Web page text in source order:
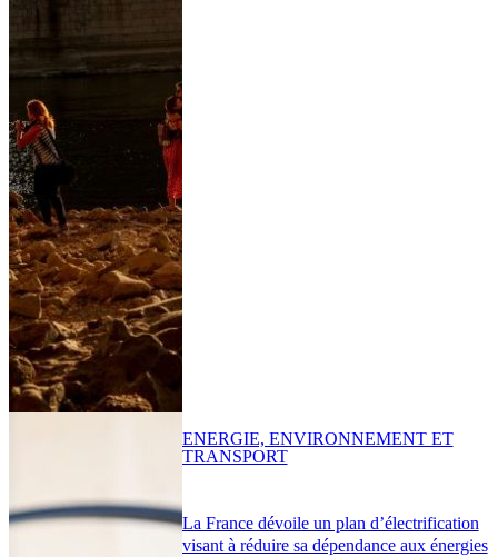
La France dévoile un plan d’électrification
visant à réduire sa dépendance aux énergies
ENERGIE, ENVIRONNEMENT ET
TRANSPORT